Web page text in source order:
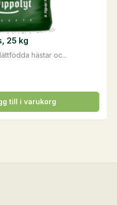
hästar oc...
25 kg
till i varukorg